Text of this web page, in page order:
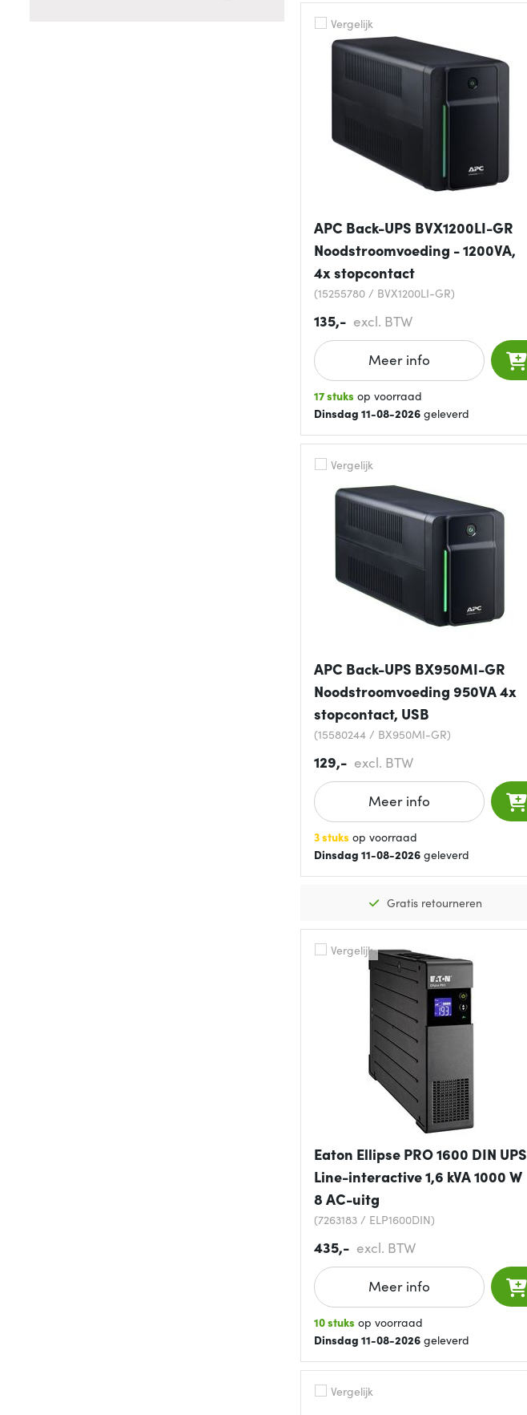
Vergelijk
APC Back-UPS BVX1200LI-GR
Noodstroomvoeding - 1200VA,
4x stopcontact
(15255780 / BVX1200LI-GR)
135,- excl. BTW
Meer info
17 stuks op voorraad
Dinsdag 11-08-2026geleverd
Vergelijk
APC Back-UPS BX950MI-GR
Noodstroomvoeding 950VA 4x
stopcontact, USB
(15580244 / BX950MI-GR)
129,- excl. BTW
Meer info
3 stuks op voorraad
Dinsdag 11-08-2026geleverd
Gratis retourneren
Vergelijk
Eaton Ellipse PRO 1600 DIN UPS
Line-interactive 1,6 kVA 1000 W
8 AC-uitg
(7263183 / ELP1600DIN)
435,- excl. BTW
Meer info
10 stuks op voorraad
Dinsdag 11-08-2026geleverd
Vergelijk